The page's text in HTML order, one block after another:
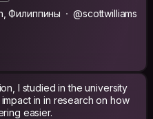
Филиппины
@scottwilliams
I studied in the university
in in research on how
easier.